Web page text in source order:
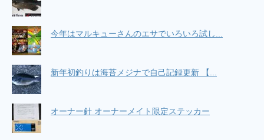
今年はマルキューさんのエサでいろいろ試し...
新年初釣りは海苔メジナで自己記録更新 【...
オーナー針 オーナーメイト限定ステッカー